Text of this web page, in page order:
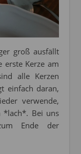
groß ausfällt
erste Kerze am
alle Kerzen
einfach daran,
verwende,
*lach*. Bei uns
Ende der